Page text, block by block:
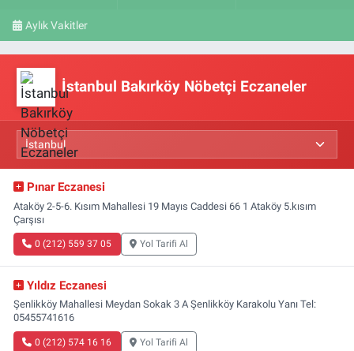
Aylık Vakitler
İstanbul Bakırköy Nöbetçi Eczaneler
Pınar Eczanesi
Ataköy 2-5-6. Kısım Mahallesi 19 Mayıs Caddesi 66 1 Ataköy 5.kısım
Çarşısı
0 (212) 559 37 05 Yol Tarifi Al
Yıldız Eczanesi
Şenlikköy Mahallesi Meydan Sokak 3 A Şenlikköy Karakolu Yanı Tel:
05455741616
0 (212) 574 16 16 Yol Tarifi Al